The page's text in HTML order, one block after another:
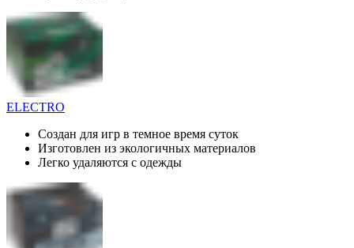
ELECTRO
Создан для игр в темное время суток
Изготовлен из экологичных материалов
Легко удаляются с одежды